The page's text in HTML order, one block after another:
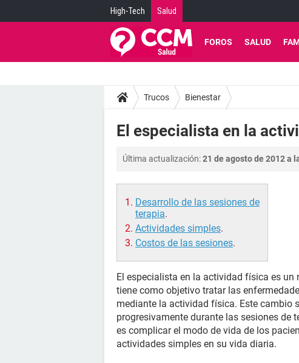
High-Tech Salud
FOROS SALUD
Trucos Bienestar
El especialista en la
Última actualización:21 de agosto de 2012 a
Desarrollo de las sesiones de
terapia.
Actividades simples.
Costos de las sesiones.
El especialista en la actividad física es un
tiene como objetivo tratar las
mediante la actividad física. Este cambio
progresivamente durante las sesiones de
es complicar el modo de vida de los
actividades simples en su vida diaria.